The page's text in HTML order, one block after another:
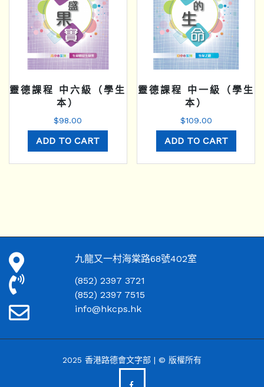
靈德課程 中六級（學生
本）
$98.00
ADD TO CART
靈德課程 中一級（學生
本）
$109.00
ADD TO CART
九龍又一村海棠路68號402室
(852) 2397 3721
(852) 2397 7515
info@hkcps.hk
2025 香港路德會文字部 | © 版權所有